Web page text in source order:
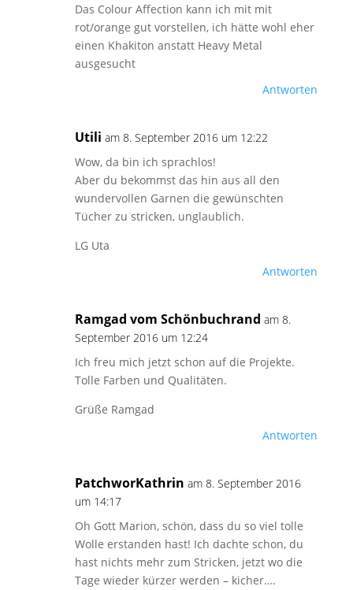
Das Colour Affection kann ich mit mit
rot/orange gut vorstellen, ich hätte wohl eher
einen Khakiton anstatt Heavy Metal
ausgesucht
Antworten
Utili am 8. September 2016 um 12:22
Wow, da bin ich sprachlos!
Aber du bekommst das hin aus all den
wundervollen Garnen die gewünschten
Tücher zu stricken, unglaublich.
LG Uta
Antworten
Ramgad vom Schönbuchrand am 8.
September 2016 um 12:24
Ich freu mich jetzt schon auf die Projekte.
Tolle Farben und Qualitäten.
Grüße Ramgad
Antworten
PatchworKathrin am 8. September 2016
um 14:17
Oh Gott Marion, schön, dass du so viel tolle
Wolle erstanden hast! Ich dachte schon, du
hast nichts mehr zum Stricken, jetzt wo die
Tage wieder kürzer werden – kicher….